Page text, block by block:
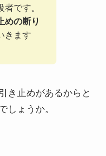
です。
めの断り
きます
き止めがあるからと
しょうか。